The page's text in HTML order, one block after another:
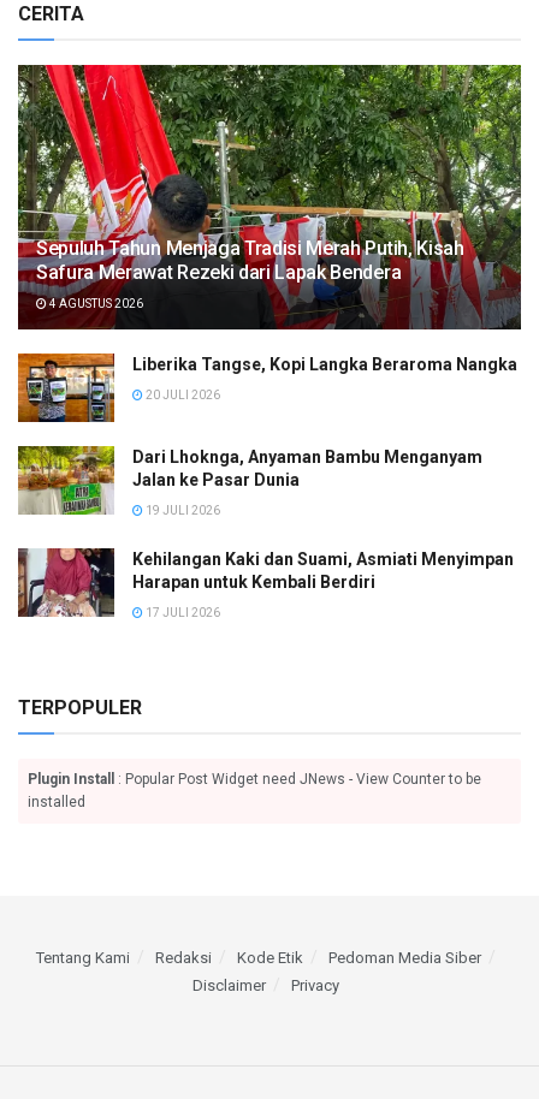
CERITA
Sepuluh Tahun Menjaga Tradisi Merah Putih, Kisah
Safura Merawat Rezeki dari Lapak Bendera
4 AGUSTUS 2026
Liberika Tangse, Kopi Langka Beraroma Nangka
20 JULI 2026
Dari Lhoknga, Anyaman Bambu Menganyam
Jalan ke Pasar Dunia
19 JULI 2026
Kehilangan Kaki dan Suami, Asmiati Menyimpan
Harapan untuk Kembali Berdiri
17 JULI 2026
TERPOPULER
Plugin Install
: Popular Post Widget need JNews - View Counter to be
installed
Tentang Kami Redaksi Kode Etik
Pedoman Media Siber
Disclaimer
Privacy